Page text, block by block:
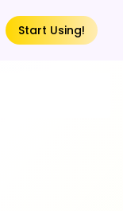
Start Using!